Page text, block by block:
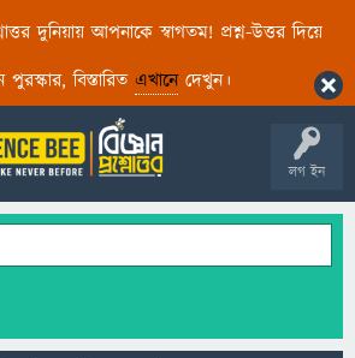
দুনিয়ায় আপনাকে স্বাগতম! প্রশ্ন-উত্তর দিয়ে
বিস্তারিত এখানেদেখুন।
লগ ইন